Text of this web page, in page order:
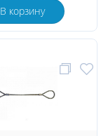
В корзину